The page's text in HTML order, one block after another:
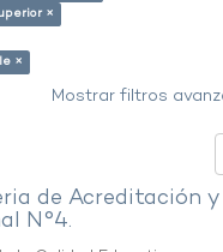
×
×
Mostrar filtros
de Acreditación y
N°4.